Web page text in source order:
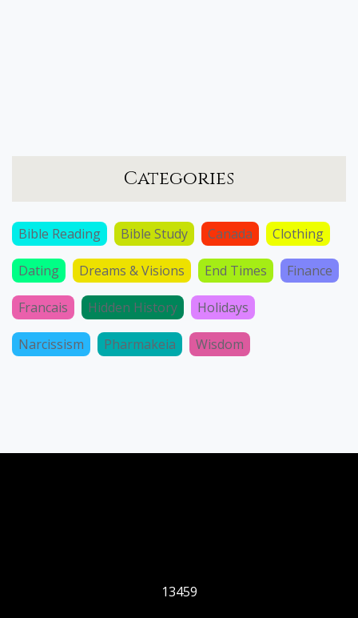
Categories
Bible Reading Bible Study Canada Clothing
Dating Dreams & Visions End Times Finance
Francais Hidden History Holidays
Narcissism Pharmakeia Wisdom
13459